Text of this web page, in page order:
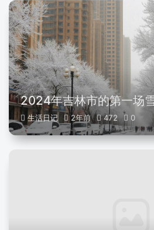
2024年吉林市的第一场
生活日记 2年前 472 0